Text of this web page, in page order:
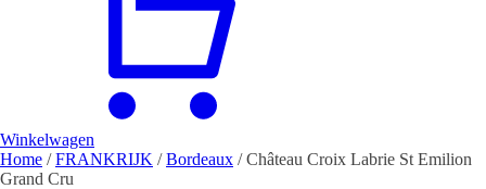
Winkelwagen
Home /FRANKRIJK /Bordeaux / Château Croix Labrie St Emilion
Grand Cru